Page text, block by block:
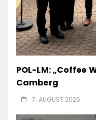
POL-LM: „Coffee
Camberg
7. AUGUST 2026